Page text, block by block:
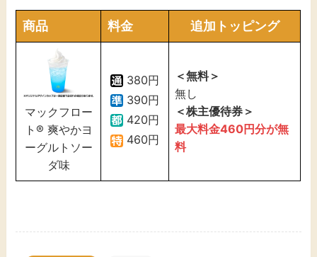
商品 料金 追加トッピング
マックフロー
ト® 爽やかヨ
ーグルトソー
ダ味
380円
390円
420円
460円
＜無料＞
無し
＜株主優待券＞
最大料金460円分が無
料